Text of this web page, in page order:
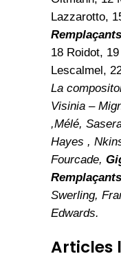
Lazzarotto,
Remplaçants
18 Roidot,
Lescalmel,
La
Visinia –
,Mélé,
Hayes ,
Fourcade,
Remplaçants
Swerling,
Edwards.
Articles